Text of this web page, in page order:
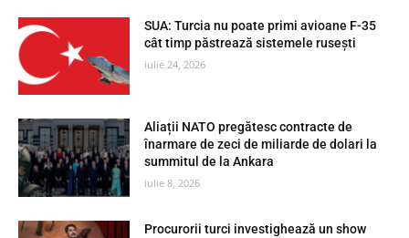
SUA: Turcia nu poate primi avioane F-35
cât timp păstrează sistemele rusești
iulie 24, 2026
Aliații NATO pregătesc contracte de
înarmare de zeci de miliarde de dolari la
summitul de la Ankara
iulie 8, 2026
Procurorii turci investighează un show